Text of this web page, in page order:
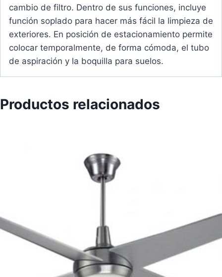
cambio de filtro. Dentro de sus funciones, incluye
función soplado para hacer más fácil la limpieza de
exteriores. En posición de estacionamiento permite
colocar temporalmente, de forma cómoda, el tubo
de aspiración y la boquilla para suelos.
Productos relacionados